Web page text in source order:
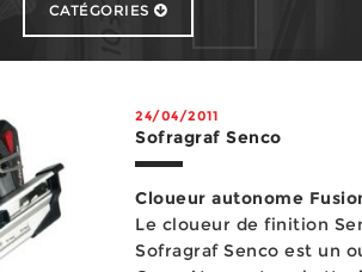
CATÉGORIES
24/04/2011
Sofragraf Senco
Cloueur autonome
Le cloueur de finition
Sofragraf Senco est un